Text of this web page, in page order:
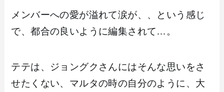
メンバーへの愛が溢れて涙が、、という感じ
で、都合の良いように編集されて…。
テテは、ジョングクさんにはそんな思いをさ
せたくない、マルタの時の自分のように、大